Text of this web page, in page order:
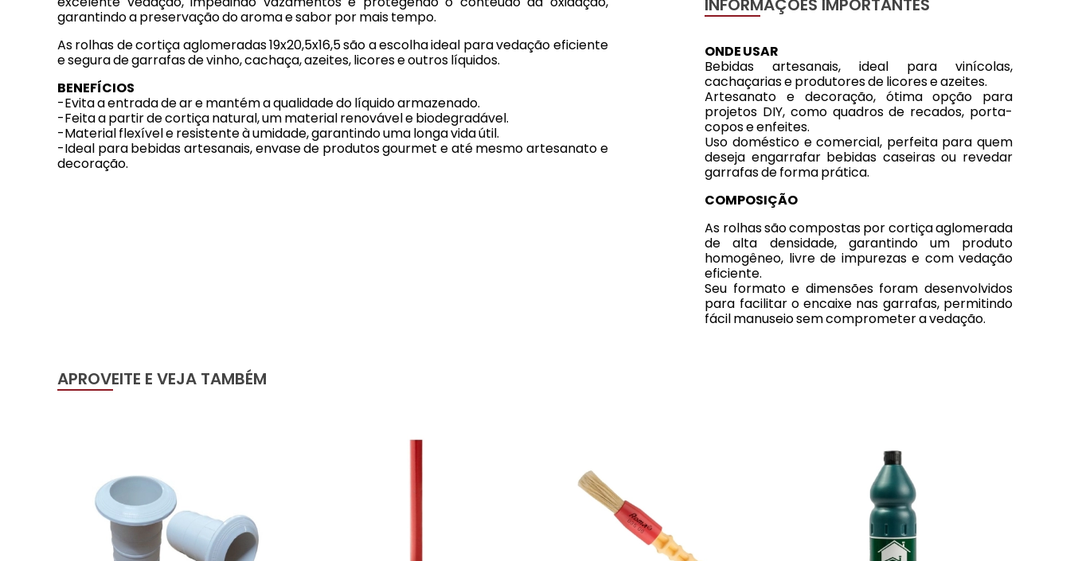
garantindo a preservação do aroma e sabor por mais tempo.
As rolhas de cortiça aglomeradas 19x20,5x16,5 são a escolha ideal para vedação eficiente
e segura de garrafas de vinho, cachaça, azeites, licores e outros líquidos.
BENEFÍCIOS
-Evita a entrada de ar e mantém a qualidade do líquido armazenado.
-Feita a partir de cortiça natural, um material renovável e biodegradável.
-Material flexível e resistente à umidade, garantindo uma longa vida útil.
-Ideal para bebidas artesanais, envase de produtos gourmet e até mesmo artesanato e
decoração.
INFORMAÇÕES IMPORTANTES
ONDE USAR
Bebidas artesanais, ideal para vinícolas,
cachaçarias e produtores de licores e azeites.
Artesanato e decoração, ótima opção para
projetos DIY, como quadros de recados, porta-
copos e enfeites.
Uso doméstico e comercial, perfeita para quem
deseja engarrafar bebidas caseiras ou revedar
garrafas de forma prática.
COMPOSIÇÃO
As rolhas são compostas por cortiça aglomerada
de alta densidade, garantindo um produto
homogêneo, livre de impurezas e com vedação
eficiente.
Seu formato e dimensões foram desenvolvidos
para facilitar o encaixe nas garrafas, permitindo
fácil manuseio sem comprometer a vedação.
APROVEITE E VEJA TAMBÉM